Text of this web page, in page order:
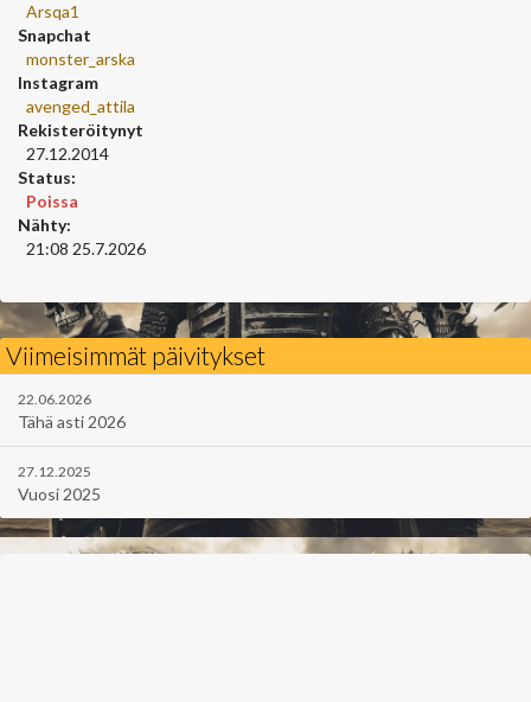
Arsqa1
Snapchat
monster_arska
Instagram
avenged_attila
Rekisteröitynyt
27.12.2014
Status:
Poissa
Nähty:
21:08 25.7.2026
Viimeisimmät päivitykset
22.06.2026
Tähä asti 2026
27.12.2025
Vuosi 2025